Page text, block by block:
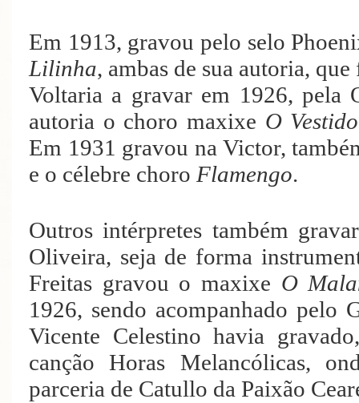
Em 1913, gravou pelo selo
Lilinha, ambas de sua autoria,
Voltaria a gravar em 1926, pela
autoria o choro maxixe O
Em 1931 gravou na Victor,
e o célebre choro Flamengo.
Outros intérpretes também
Oliveira, seja de forma
Freitas gravou o maxixe O
1926, sendo acompanhado pelo
Vicente Celestino havia
canção Horas Melancólicas,
parceria de Catullo da Paixão